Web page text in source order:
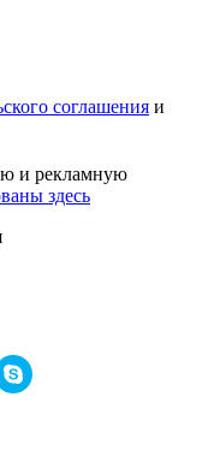
соглашения и
и рекламную
здесь